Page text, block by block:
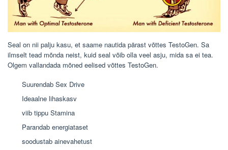
Seal on nii palju kasu, et saame nautida pärast võttes TestoGen. Sa
ilmselt tead mõnda neist, kuid seal võib olla veel asju, mida sa ei tea.
Olgem vallandada mõned eelised võttes TestoGen.
Suurendab Sex Drive
Ideaalne lihaskasv
viib tippu Stamina
Parandab energiataset
soodustab ainevahetust